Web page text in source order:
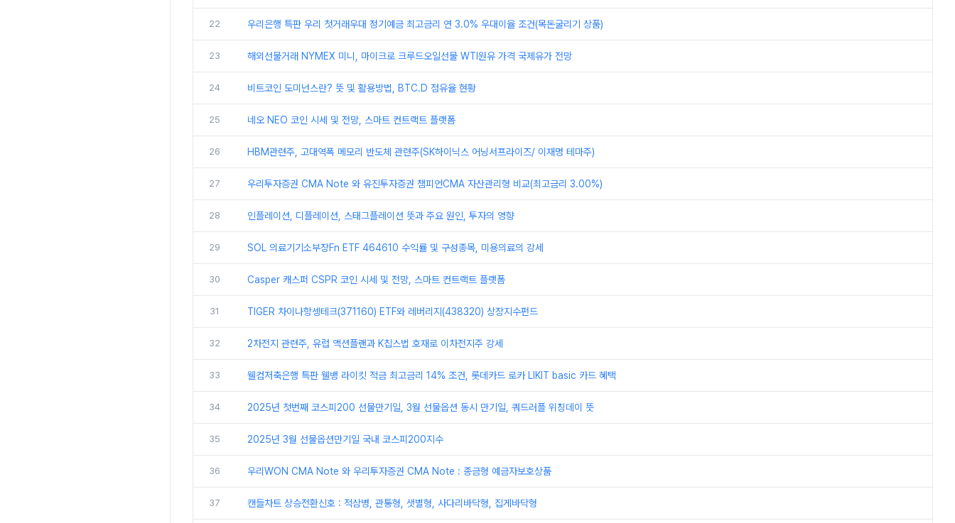
22 우리은행 특판 우리 첫거래우대 정기예금 최고금리 연 3.0% 우대이율 조건(목돈굴리기 상품)
23 해외선물거래 NYMEX 미니, 마이크로 크루드오일선물 WTI원유 가격 국제유가 전망
24 비트코인 도미넌스란? 뜻 및 활용방법, BTC.D 점유율 현황
25 네오 NEO 코인 시세 및 전망, 스마트 컨트랙트 플랫폼
26 HBM관련주, 고대역폭 메모리 반도체 관련주(SK하이닉스 어닝서프라이즈/ 이재명 테마주)
27 우리투자증권 CMA Note 와 유진투자증권 챔피언CMA 자산관리형 비교(최고금리 3.00%)
28 인플레이션, 디플레이션, 스태그플레이션 뜻과 주요 원인, 투자의 영향
29 SOL 의료기기소부장Fn ETF 464610 수익률 및 구성종목, 미용의료의 강세
30 Casper 캐스퍼 CSPR 코인 시세 및 전망, 스마트 컨트랙트 플랫폼
31 TIGER 차이나항셍테크(371160) ETF와 레버리지(438320) 상장지수펀드
32 2차전지 관련주, 유럽 액션플랜과 K칩스법 호재로 이차전지주 강세
33 웰컴저축은행 특판 웰뱅 라이킷 적금 최고금리 14% 조건, 롯데카드 로카 LIKIT basic 카드 혜택
34 2025년 첫번째 코스피200 선물만기일, 3월 선물옵션 동시 만기일, 쿼드러플 위칭데이 뜻
35 2025년 3월 선물옵션만기일 국내 코스피200지수
36 우리WON CMA Note 와 우리투자증권 CMA Note : 종금형 예금자보호상품
37 캔들차트 상승전환신호 : 적삼병, 관통형, 샛별형, 사다리바닥형, 집게바닥형